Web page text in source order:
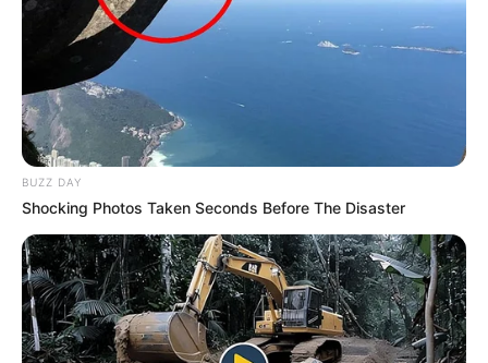
Auf einigen Seiten dieses Projektes sind Affiliate-
Angebote integriert. Wenn etwas darüber gebucht oder
gekauft wird, ist das eine Unterstützung, ohne dass sich
dadurch der Preis ändert.
BUZZ DAY
Shocking Photos Taken Seconds Before The Disaster